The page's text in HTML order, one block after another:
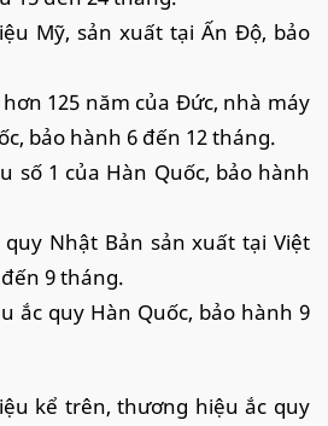
Mỹ, sản xuất tại Ấn Độ, bảo
125 năm của Đức, nhà máy
bảo hành 6 đến 12 tháng.
số 1 của Hàn Quốc, bảo hành
Nhật Bản sản xuất tại Việt
9 tháng.
ắc quy Hàn Quốc, bảo hành 9
kể trên, thương hiệu ắc quy